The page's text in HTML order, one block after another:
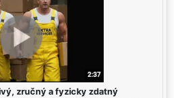
zručný a fyzicky zdatný